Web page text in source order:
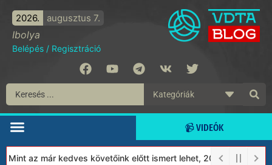
2026. augusztus 7.
Ibolya
Belépés / Regisztráció
📹 VIDEÓK
az már kedves követőink előtt ismert lehet, 2023-tól a